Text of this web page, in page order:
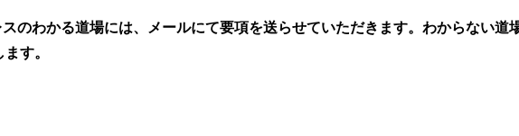
のわかる道場には、メールにて要項を送らせていただきます。わからない道
す。